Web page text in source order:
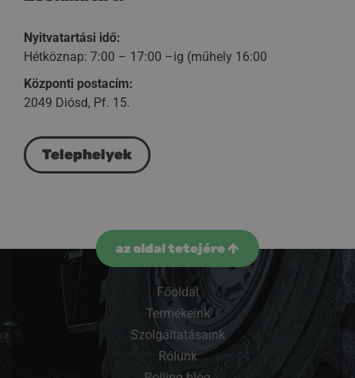
Nyitvatartási idő:
Hétköznap: 7:00 – 17:00 –ig (műhely 16:00
Központi postacím:
2049 Diósd, Pf. 15.
Telephelyek
az oldal tetejére
Főoldal
Termékeink
Szolgáltatásaink
Rólunk